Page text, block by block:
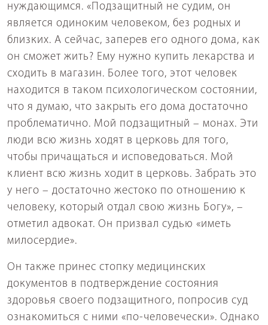
нуждающимся. «Подзащитный не судим, он
является одиноким человеком, без родных и
близких. А сейчас, заперев его одного дома, как
он сможет жить? Ему нужно купить лекарства и
сходить в магазин. Более того, этот человек
находится в таком психологическом состоянии,
что я думаю, что закрыть его дома достаточно
проблематично. Мой подзащитный – монах. Эти
люди всю жизнь ходят в церковь для того,
чтобы причащаться и исповедоваться. Мой
клиент всю жизнь ходит в церковь. Забрать это
у него – достаточно жестоко по отношению к
человеку, который отдал свою жизнь Богу», –
отметил адвокат. Он призвал судью «иметь
милосердие».
Он также принес стопку медицинских
документов в подтверждение состояния
здоровья своего подзащитного, попросив суд
ознакомиться с ними «по-человечески». Однако